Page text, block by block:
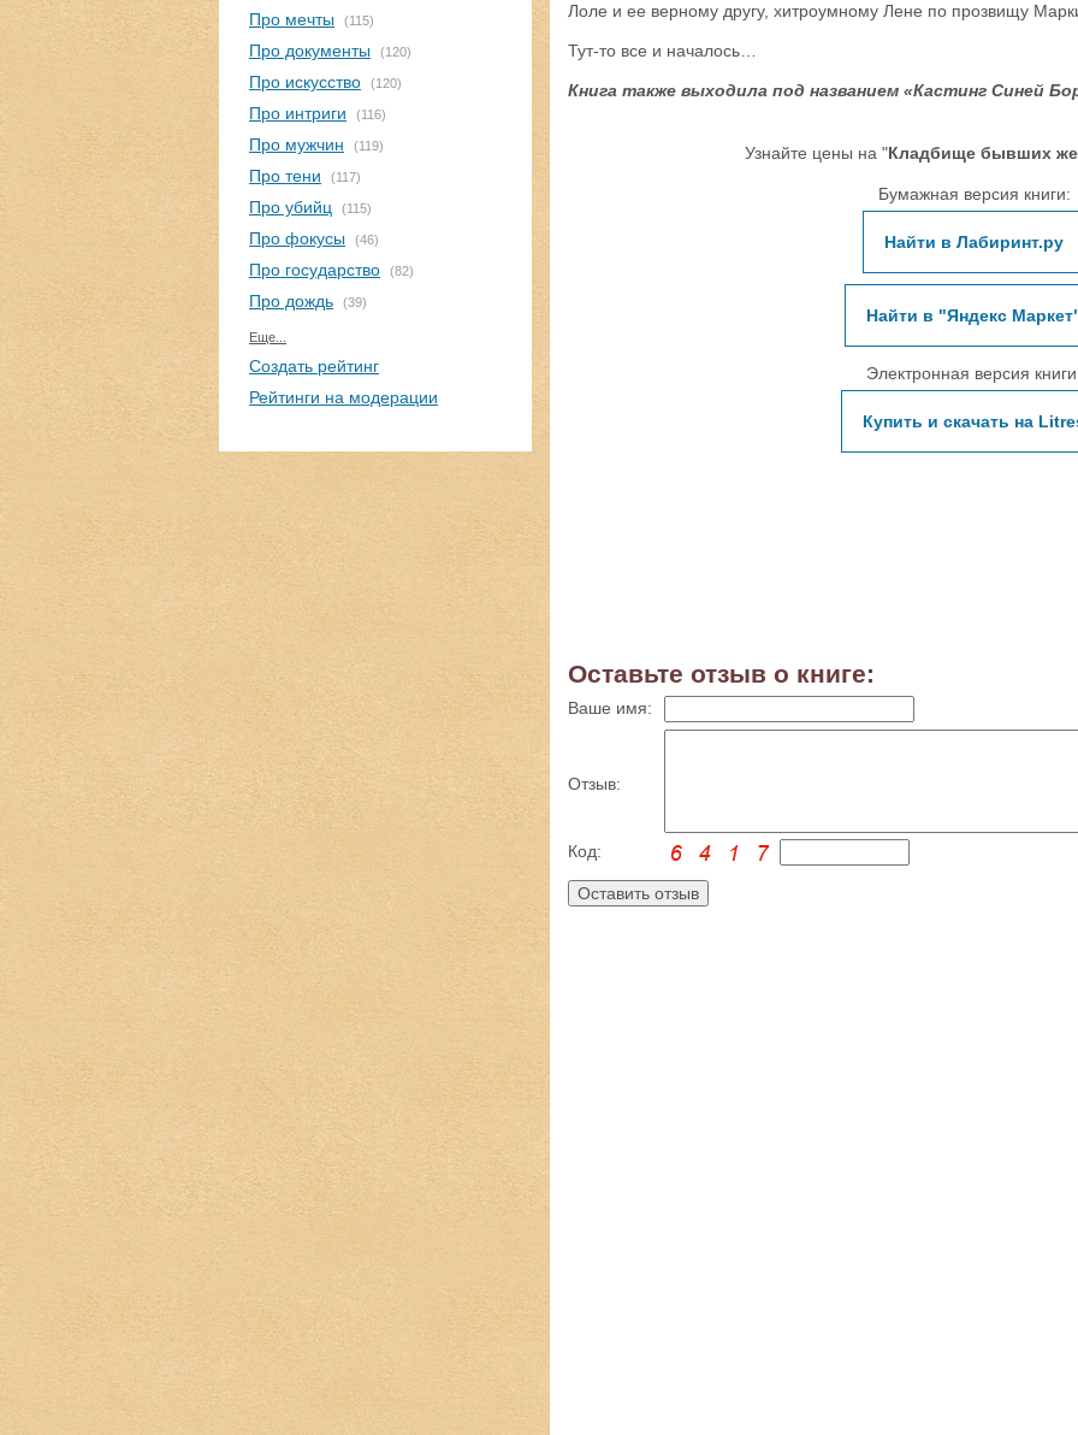
Про мечты (115)
Про документы (120)
Про искусство (120)
Про интриги (116)
Про мужчин (119)
Про тени (117)
Про убийц (115)
Про фокусы (46)
Про государство (82)
Про дождь (39)
Еще...
Создать рейтинг
Рейтинги на модерации
Лоле и ее верному другу, хитроумному Лене по прозвищу
Тут-то все и началось…
Книга также выходила под названием «Кастинг Синей
Узнайте цены на "Кладбище бывших
Бумажная версия книги:
Найти в Лабиринт.ру
Найти в "Яндекс
Электронная версия
Купить и скачать на
Оставьте отзыв о книге:
Ваше имя:
Отзыв:
Код: